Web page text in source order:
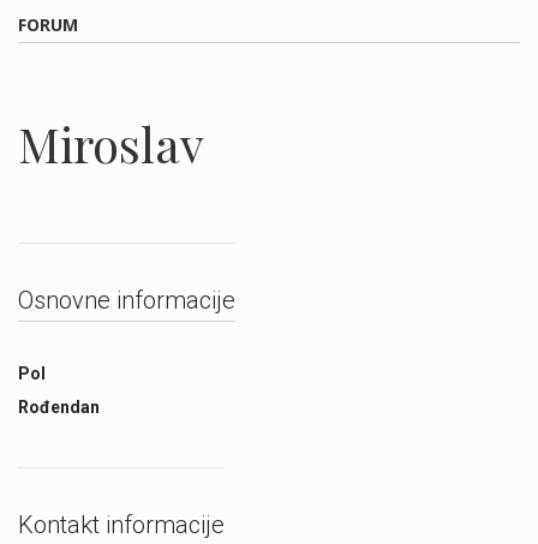
FORUM
Miroslav
Osnovne informacije
Pol
Rođendan
Kontakt informacije